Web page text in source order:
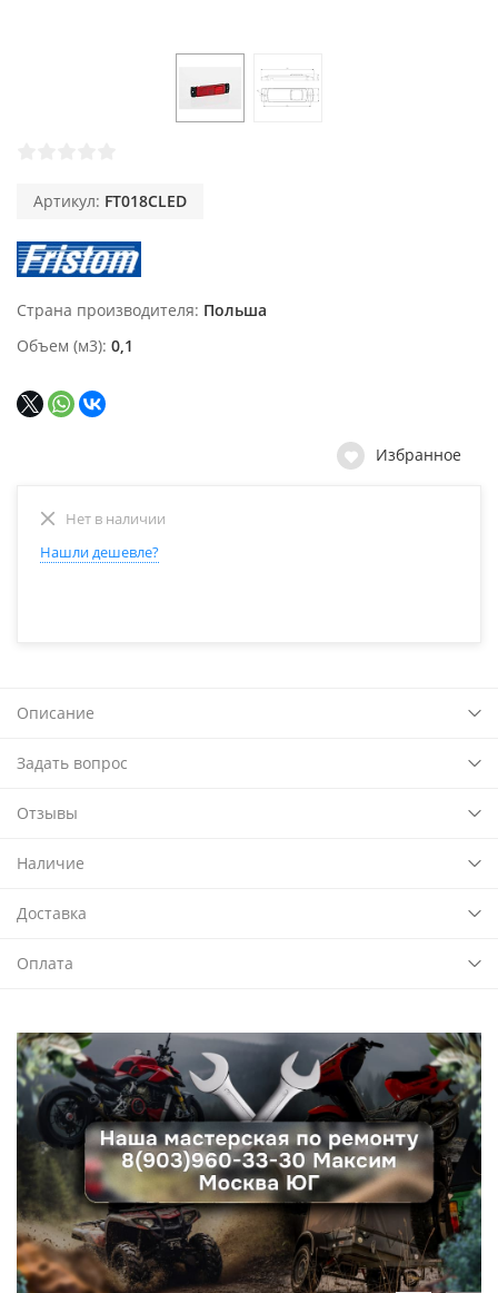
Артикул: FT018CLED
Страна производителя Польша
Объем (м3) 0,1
Избранное
Нет в наличии
Нашли дешевле?
Описание
Задать вопрос
Отзывы
Наличие
Доставка
Оплата